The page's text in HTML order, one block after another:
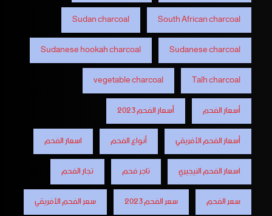
South African charcoal
Sudan charcoal
Sudanese charcoal
Sudanese hookah charcoal
Talh charcoal
vegetable charcoal
أسعار الفحم
أسعار الفحم 2023
أسعار الفحم الأفريقي
أنواع الفحم
اسعار الفحم
اسعار الفحم النيجيري
تاجر فحم
تجار الفحم
سعر الفحم
سعر الفحم 2023
سعر الفحم الأفريقي